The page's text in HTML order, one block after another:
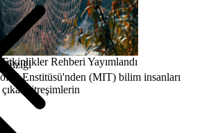
Etkinlikler Rehberi Yayımlandı
Müziği
Enstitüsü'nden (MIT) bilim insanları
titreşimlerin